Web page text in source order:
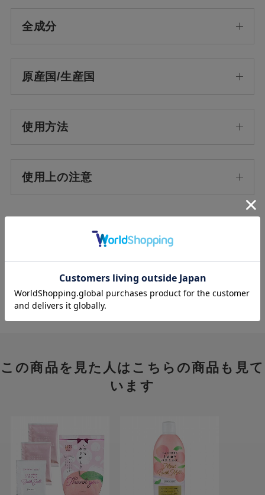
全成分
原産国/生産国
使用方法
使用上の注意
ORIGINAL > ふんわり桃香る
ホーム > 香りから探す > フルーティー >
価格から探す > 1001円～2000円 >
この商品を見た人はこちらの商品も見て
います